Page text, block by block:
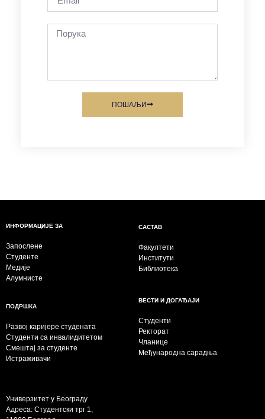
ПОШАЉИ
ИНФОРМАЦИЈЕ ЗА
Запослене
Студенте
Медије
Алумнисте
САСТАВ
Факултети
Институти
Библиотека
ПОДРШКА
Развој каријере студената
Студенти са инвалидитетом
Смештај за студенте
Истраживачи
ВЕСТИ И ДОГАЂАЈИ
Студенти
Ректорат
Чланице
Међународна сарадња
Универзитет у Београду
Адреса: Студентски трг 1,